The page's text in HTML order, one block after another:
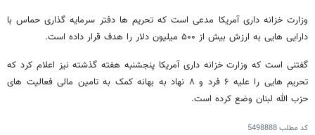
وزارت خزانه داری آمریکا مدعی است که تحریم ها دفتر سرمایه گذاری حماس با
دارایی هایی به ارزش بیش از ۵۰۰ میلیون دلار را هدف قرار داده است.
گفتنی است که وزارت خزانه داری آمریکا پنجشنبه هفته گذشته نیز اعلام کرد که
تحریم هایی را علیه ۶ فرد و ۸ نهاد به بهانه کمک به تامین مالی فعالیت های
حزب الله لبنان وضع کرده است.
کد مطلب5498888